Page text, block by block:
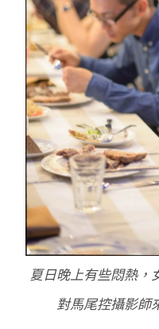
夏日晚上有些悶熱，
對馬尾控攝影師